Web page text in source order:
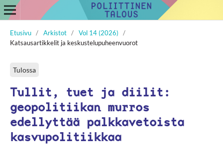
Etusivu / Arkistot / Vol 14 (2026)
/
Katsausartikkelit ja keskustelupuheenvuorot
Tulossa
Tullit, tuet ja diilit:
geopolitiikan murros
edellyttää palkkavetoista
kasvupolitiikkaa